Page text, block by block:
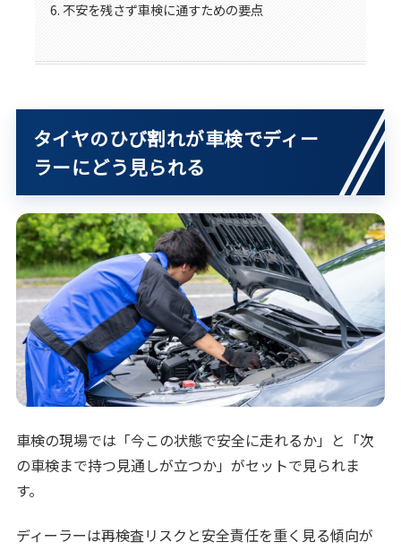
不安を残さず車検に通すための要点
タイヤのひび割れが車検でディー
ラーにどう見られる
車検の現場では「今この状態で安全に走れるか」と「次
の車検まで持つ見通しが立つか」がセットで見られま
す。
ディーラーは再検査リスクと安全責任を重く見る傾向が